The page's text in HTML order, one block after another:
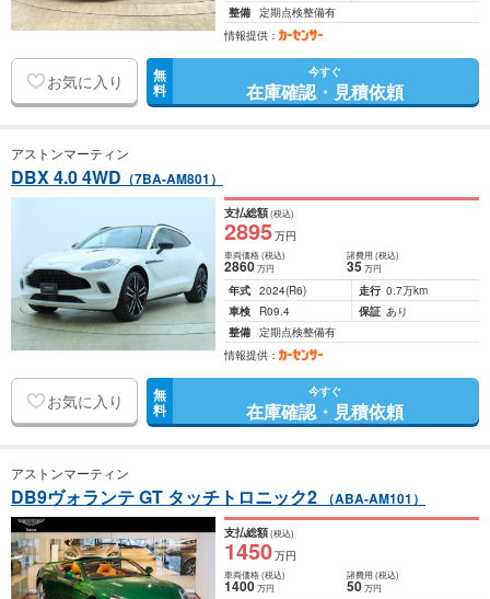
整備 定期点検整備有
情報提供：
お気に入り 無
料
今すぐ
在庫確認・見積依頼
アストンマーティン
DBX 4.0 4WD （7BA-AM801）
支払総額(税込)
2895万円
車両価格(税込)
2860万円
諸費用 (税込)
35 万円
年式 2024(R6) 走行 0.7万km
車検
R09.4 保証 あり
整備 定期点検整備有
情報提供：
お気に入り 無
料
今すぐ
在庫確認・見積依頼
アストンマーティン
DB9ヴォランテ GT タッチトロニック2 （ABA-AM101）
支払総額(税込)
1450万円
車両価格(税込)
1400万円
諸費用 (税込)
50 万円